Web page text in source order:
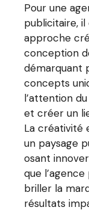
Pour une
publicitaire,
approche
conception
démarquant
concepts
l’attention
et créer un
La créativité
un paysage
osant
que
briller la
résultats